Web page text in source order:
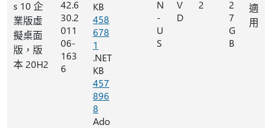
s 10 企
業版虛
擬桌面
版，版
本 20H2
42.6
30.2
011
06-
163
6
KB
458
678
1
.NET
KB
457
896
8
Ado
N
-
U
S
V
D
2
2
7
G
B
適
用